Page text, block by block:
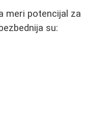
meri potencijal za
su: